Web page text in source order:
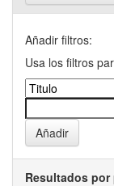
Añadir filtros:
Usa los filtros
Resultados por